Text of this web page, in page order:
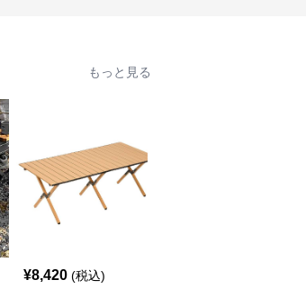
もっと見る
¥8,420 (税込)